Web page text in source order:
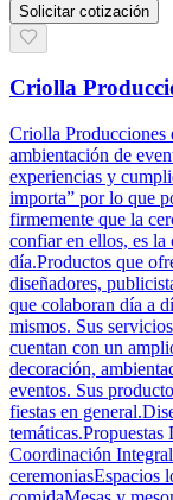
Solicitar cotización
Criolla
Criolla Producciones
ambientación de
experiencias y
importa” por lo que
firmemente que la
confiar en ellos, es la
día.Productos que
diseñadores,
que colaboran día a
mismos. Sus
cuentan con un
decoración,
eventos. Sus
fiestas en
Coordinación
ceremoniasEspacios